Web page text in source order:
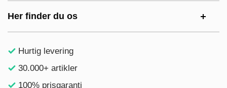
Her finder du os
Hurtig levering
30.000+ artikler
100% prisgaranti